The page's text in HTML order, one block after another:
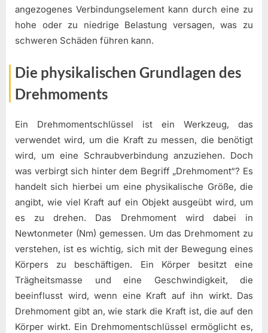
angezogenes Verbindungselement kann durch eine zu
hohe oder zu niedrige Belastung versagen, was zu
schweren Schäden führen kann.
Die physikalischen Grundlagen des
Drehmoments
Ein Drehmomentschlüssel ist ein Werkzeug, das
verwendet wird, um die Kraft zu messen, die benötigt
wird, um eine Schraubverbindung anzuziehen. Doch
was verbirgt sich hinter dem Begriff „Drehmoment“? Es
handelt sich hierbei um eine physikalische Größe, die
angibt, wie viel Kraft auf ein Objekt ausgeübt wird, um
es zu drehen. Das Drehmoment wird dabei in
Newtonmeter (Nm) gemessen. Um das Drehmoment zu
verstehen, ist es wichtig, sich mit der Bewegung eines
Körpers zu beschäftigen. Ein Körper besitzt eine
Trägheitsmasse und eine Geschwindigkeit, die
beeinflusst wird, wenn eine Kraft auf ihn wirkt. Das
Drehmoment gibt an, wie stark die Kraft ist, die auf den
Körper wirkt. Ein Drehmomentschlüssel ermöglicht es,